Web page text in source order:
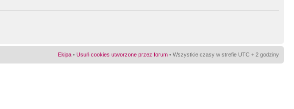
Ekipa • Usuń cookies utworzone przez forum • Wszystkie czasy w strefie UTC + 2 godziny